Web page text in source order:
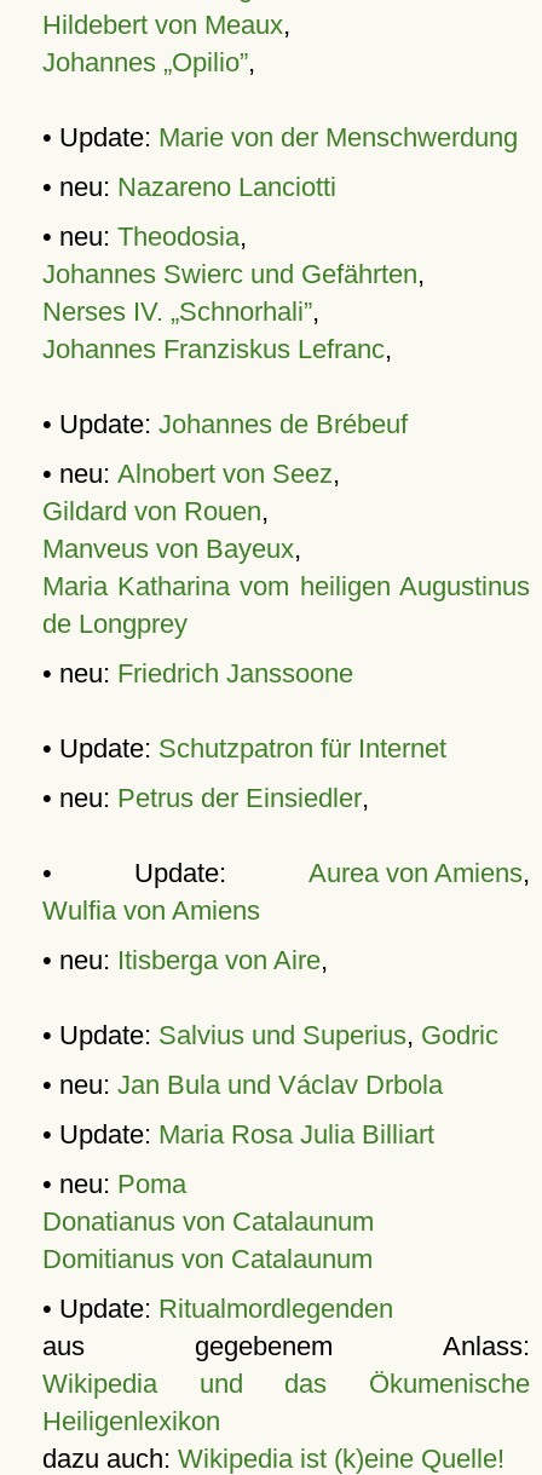
Hildebert von Meaux,
Johannes „Opilio”,
• Update: Marie von der Menschwerdung
• neu: Nazareno Lanciotti
• neu: Theodosia,
Johannes Swierc und Gefährten,
Nerses IV. „Schnorhali”,
Johannes Franziskus Lefranc,
• Update: Johannes de Brébeuf
• neu: Alnobert von Seez,
Gildard von Rouen,
Manveus von Bayeux,
Maria Katharina vom heiligen Augustinus
de Longprey
• neu: Friedrich Janssoone
• Update: Schutzpatron für Internet
• neu: Petrus der Einsiedler,
• Update: Aurea von Amiens,
Wulfia von Amiens
• neu: Itisberga von Aire,
• Update: Salvius und Superius, Godric
• neu: Jan Bula und Václav Drbola
• Update: Maria Rosa Julia Billiart
• neu: Poma
Donatianus von Catalaunum
Domitianus von Catalaunum
• Update: Ritualmordlegenden
aus gegebenem Anlass:
Wikipedia und das Ökumenische
Heiligenlexikon
dazu auch: Wikipedia ist (k)eine Quelle!